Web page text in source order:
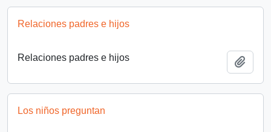
Relaciones padres e hijos
Relaciones padres e hijos
Los niños preguntan